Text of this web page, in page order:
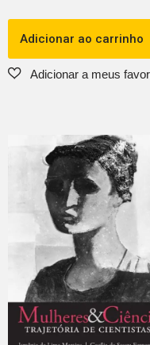
Adicionar ao carrinho